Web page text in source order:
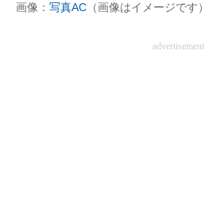
画像： 写真AC （画像はイメージです）
advertisement